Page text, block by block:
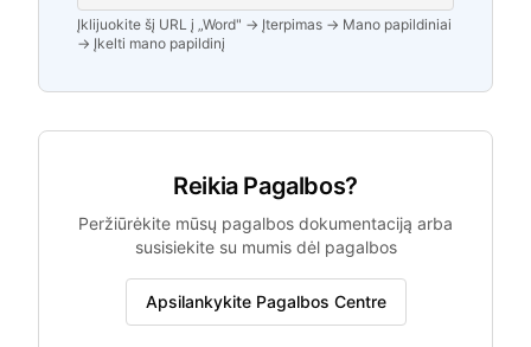
Įklijuokite šį URL į „Word" → Įterpimas → Mano papildiniai
→ Įkelti mano papildinį
Reikia Pagalbos?
Peržiūrėkite mūsų pagalbos dokumentaciją arba
susisiekite su mumis dėl pagalbos
Apsilankykite Pagalbos Centre